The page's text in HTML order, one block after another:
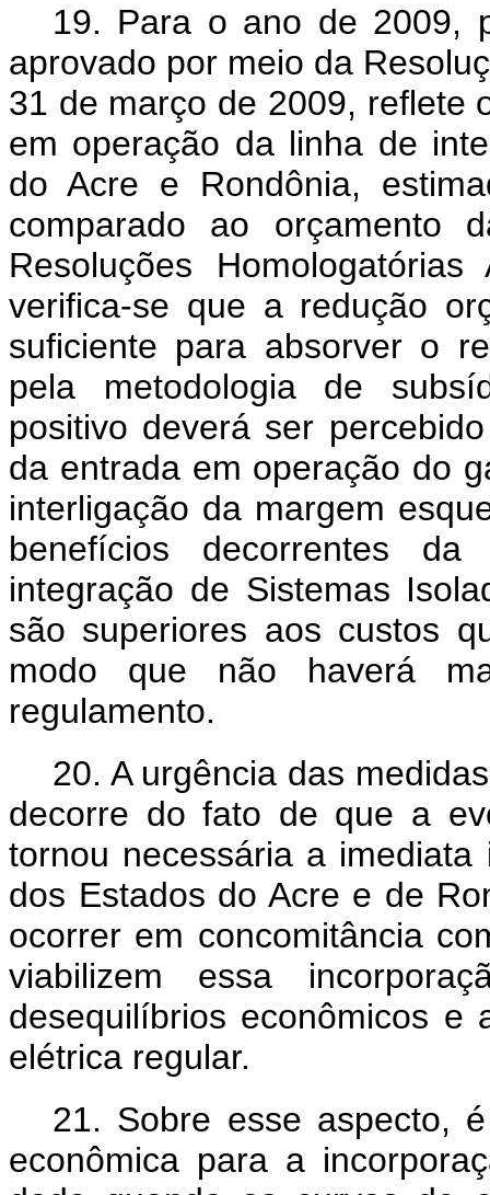
19. Para o ano de 2009,
aprovado por meio da
31 de março de 2009, reflete
em operação da linha de
do Acre e Rondônia,
comparado ao orçamento
Resoluções Homologatórias
verifica-se que a redução
suficiente para absorver o
pela metodologia de
positivo deverá ser
da entrada em operação do
interligação da margem
benefícios decorrentes
integração de Sistemas
são superiores aos custos
modo que não haverá
regulamento.
20. A urgência das
decorre do fato de que a
tornou necessária a
dos Estados do Acre e de
ocorrer em concomitância
viabilizem essa
desequilíbrios econômicos e
elétrica regular.
21. Sobre esse aspecto,
econômica para a